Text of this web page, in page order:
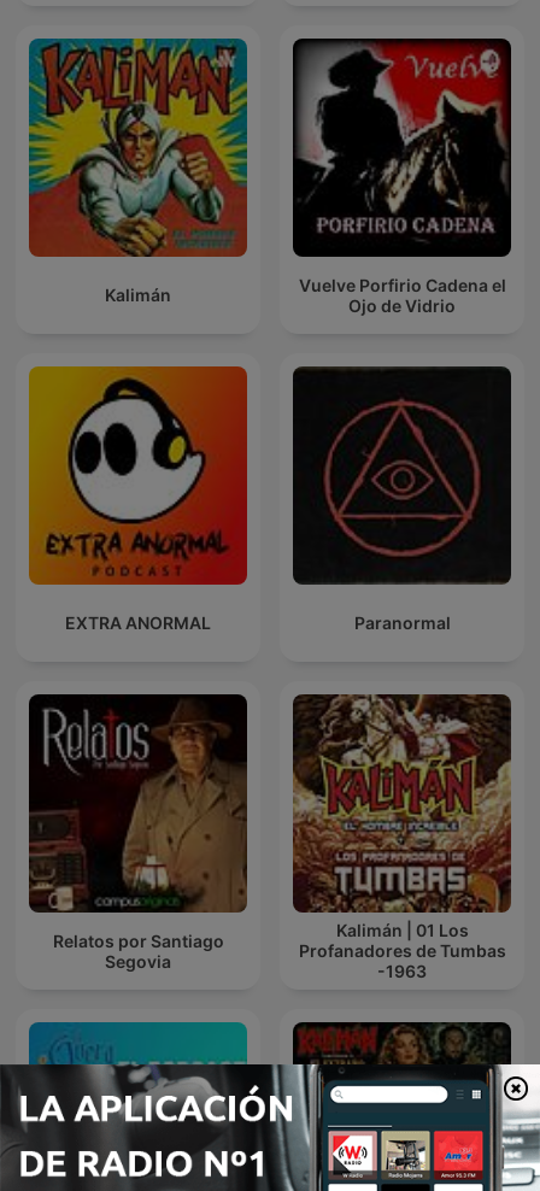
Kalimán
Vuelve Porfirio Cadena el
Ojo de Vidrio
EXTRA ANORMAL Paranormal
Relatos por Santiago
Segovia
Kalimán | 01 Los
Profanadores de Tumbas
-1963